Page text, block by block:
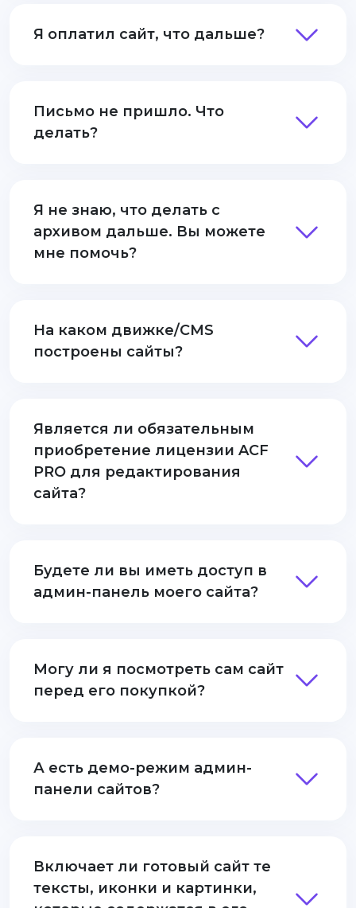
Я оплатил сайт, что дальше?
Письмо не пришло. Что
делать?
Я не знаю, что делать с
архивом дальше. Вы можете
мне помочь?
На каком движке/CMS
построены сайты?
Является ли обязательным
приобретение лицензии ACF
PRO для редактирования
сайта?
Будете ли вы иметь доступ в
админ-панель моего сайта?
Могу ли я посмотреть сам сайт
перед его покупкой?
А есть демо-режим админ-
панели сайтов?
Включает ли готовый сайт те
тексты, иконки и картинки,